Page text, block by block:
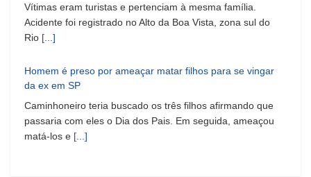
Vítimas eram turistas e pertenciam à mesma família.
Acidente foi registrado no Alto da Boa Vista, zona sul do
Rio [...]
Homem é preso por ameaçar matar filhos para se vingar
da ex em SP
Caminhoneiro teria buscado os três filhos afirmando que
passaria com eles o Dia dos Pais. Em seguida, ameaçou
matá-los e [...]